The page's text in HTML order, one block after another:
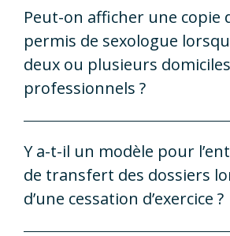
Peut-on afficher une copie
permis de sexologue
deux ou plusieurs domiciles
professionnels ?
Y a-t-il un modèle pour
de transfert des dossiers
d’une cessation d’exercice ?